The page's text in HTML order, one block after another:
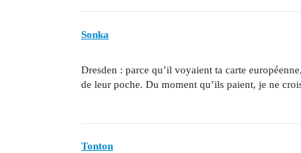
Sonka
Dresden : parce qu’il voyaient ta carte
de leur poche. Du moment qu’ils paient, je ne
Tonton